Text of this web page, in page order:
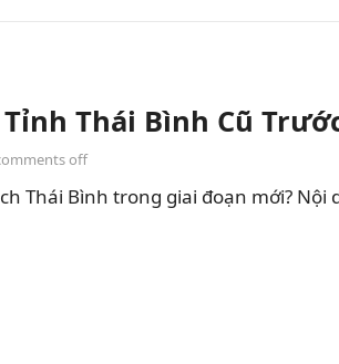
Thái Bình Cũ
off
Thái Bình trong giai đoạn mới?